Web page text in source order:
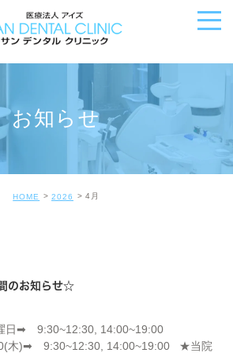
お知らせ
HOME 2026 4月
のお知らせ☆
日➡ 9:30~12:30, 14:00~19:00
木)➡ 9:30~12:30, 14:00~19:00 ★当院